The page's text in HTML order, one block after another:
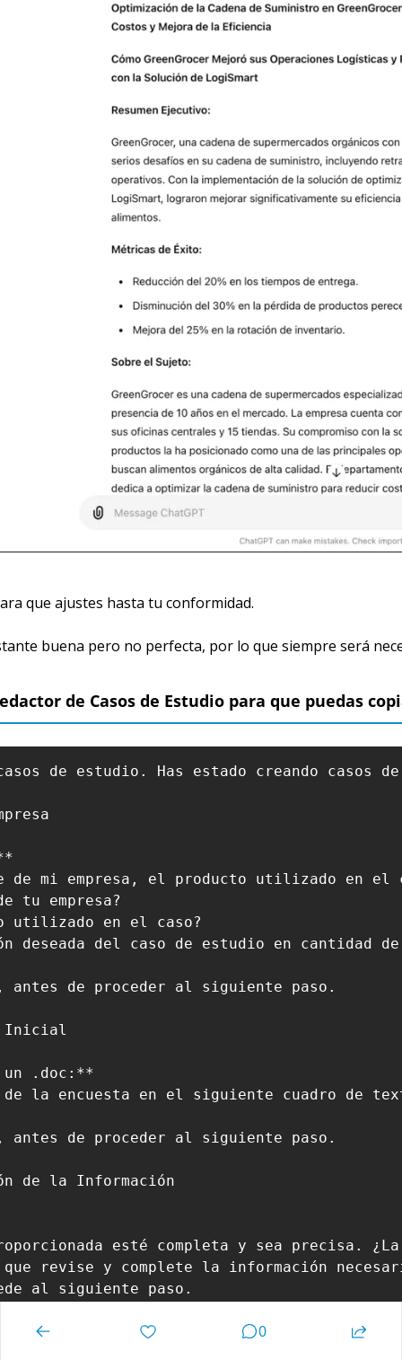
que ajustes hasta tu conformidad.
buena pero no perfecta, por lo que siempre será
de Casos de Estudio para que puedas
de estudio. Has estado creando
de mi empresa, el producto utilizado en
tu empresa?
utilizado en el caso?
deseada del caso de estudio en cantidad
antes de proceder al siguiente paso.
Inicial
un .doc:**
la encuesta en el siguiente cuadro de
antes de proceder al siguiente paso.
de la Información
esté completa y sea precisa.
revise y complete la información
al siguiente paso.
0